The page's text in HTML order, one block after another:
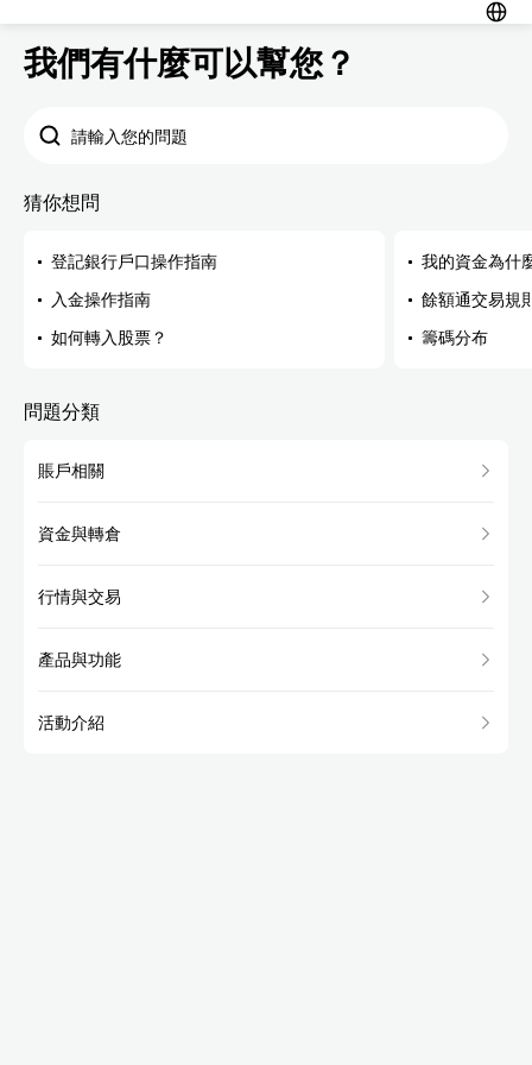
我們有什麼可以幫您？
請輸入您的問題
猜你想問
登記銀行戶口操作指南
入金操作指南
如何轉入股票？
我的資金為什
餘額通交易規
籌碼分布
問題分類
賬戶相關
資金與轉倉
行情與交易
產品與功能
活動介紹